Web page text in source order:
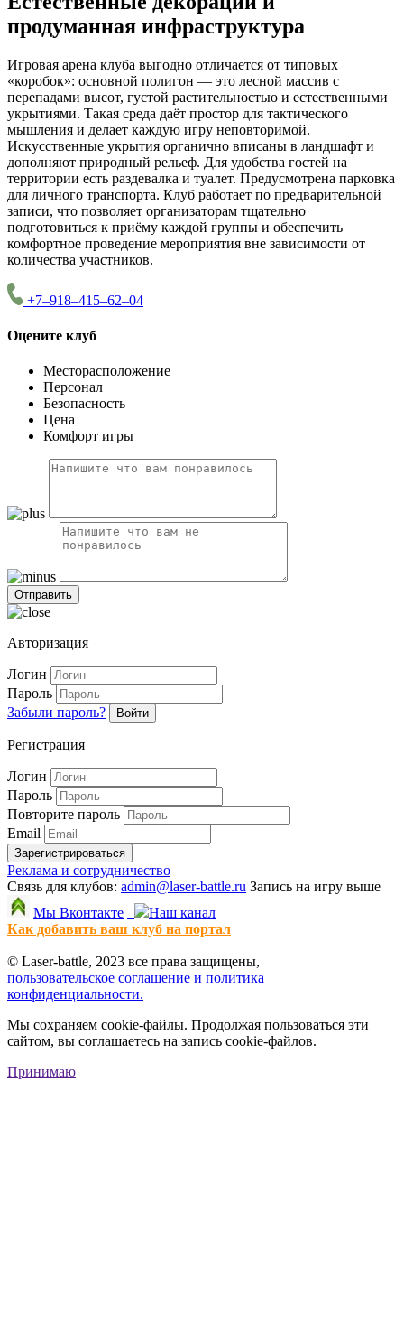
продуманная инфраструктура
Игровая арена клуба выгодно отличается от типовых
«коробок»: основной полигон — это лесной массив с
перепадами высот, густой растительностью и естественными
укрытиями. Такая среда даёт простор для тактического
мышления и делает каждую игру неповторимой.
Искусственные укрытия органично вписаны в ландшафт и
дополняют природный рельеф. Для удобства гостей на
территории есть раздевалка и туалет. Предусмотрена парковка
для личного транспорта. Клуб работает по предварительной
записи, что позволяет организаторам тщательно
подготовиться к приёму каждой группы и обеспечить
комфортное проведение мероприятия вне зависимости от
количества участников.
+7–918–415–62–04
Оцените клуб
Месторасположение
Персонал
Безопасность
Цена
Комфорт игры
Авторизация
Логин
Пароль
Забыли пароль?
Войти
Регистрация
Логин
Пароль
Повторите пароль
Email
Зарегистрироваться
Реклама и сотрудничество
Связь для клубов: admin@laser-battle.ru Запись на игру выше
Мы Вконтакте
Наш канал
Как добавить ваш клуб на портал
© Laser-battle, 2023 все права защищены,
пользовательское соглашение и политика
конфиденциальности.
Мы сохраняем cookie-файлы. Продолжая пользоваться эти
сайтом, вы соглашаетесь на запись cookie-файлов.
Принимаю